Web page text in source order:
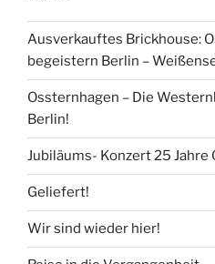
Ausverkauftes Brickhouse:
begeistern Berlin –
Ossternhagen – Die
Berlin!
Jubiläums- Konzert 25 Jahre
Geliefert!
Wir sind wieder hier!